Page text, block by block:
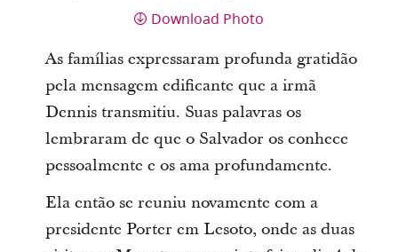
Download Photo
As famílias expressaram profunda gratidão
pela mensagem edificante que a irmã
Dennis transmitiu. Suas palavras os
lembraram de que o Salvador os conhece
pessoalmente e os ama profundamente.
Ela então se reuniu novamente com a
presidente Porter em Lesoto, onde as duas